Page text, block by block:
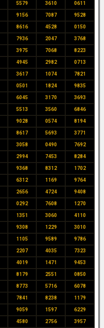
5579 3610 0611
9156 7087 9528
8616 4528 0150
7936 2047 3768
3975 7068 8223
4945 2982 0713
3617 1074 7821
0501 1824 9835
6045 3170 3693
5513 3560 6846
9028 0574 8194
8617 5693 3771
3058 0490 7692
2994 7453 8284
9368 8312 1702
6312 1169 9764
2656 4724 9408
0292 7608 1270
1351 3060 4110
9308 1229 3010
1105 9589 9786
2207 4035 7323
4019 1471 9453
8179 2551 0850
8773 5716 6078
7841 8238 1179
9059 1597 6229
4580 2756 3957